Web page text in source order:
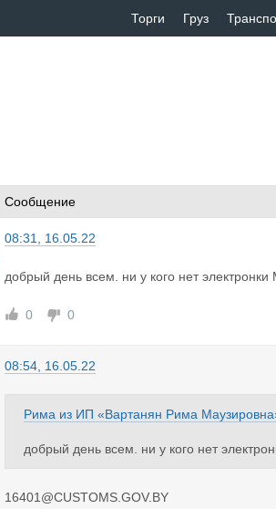
Торги Груз
Сообщение
08:31, 16.05.22
добрый день всем. ни у кого нет
0 0
08:54, 16.05.22
Рима из ИП «Вартанян Рима
добрый день всем. ни у кого нет
16401@CUSTOMS.GOV.BY